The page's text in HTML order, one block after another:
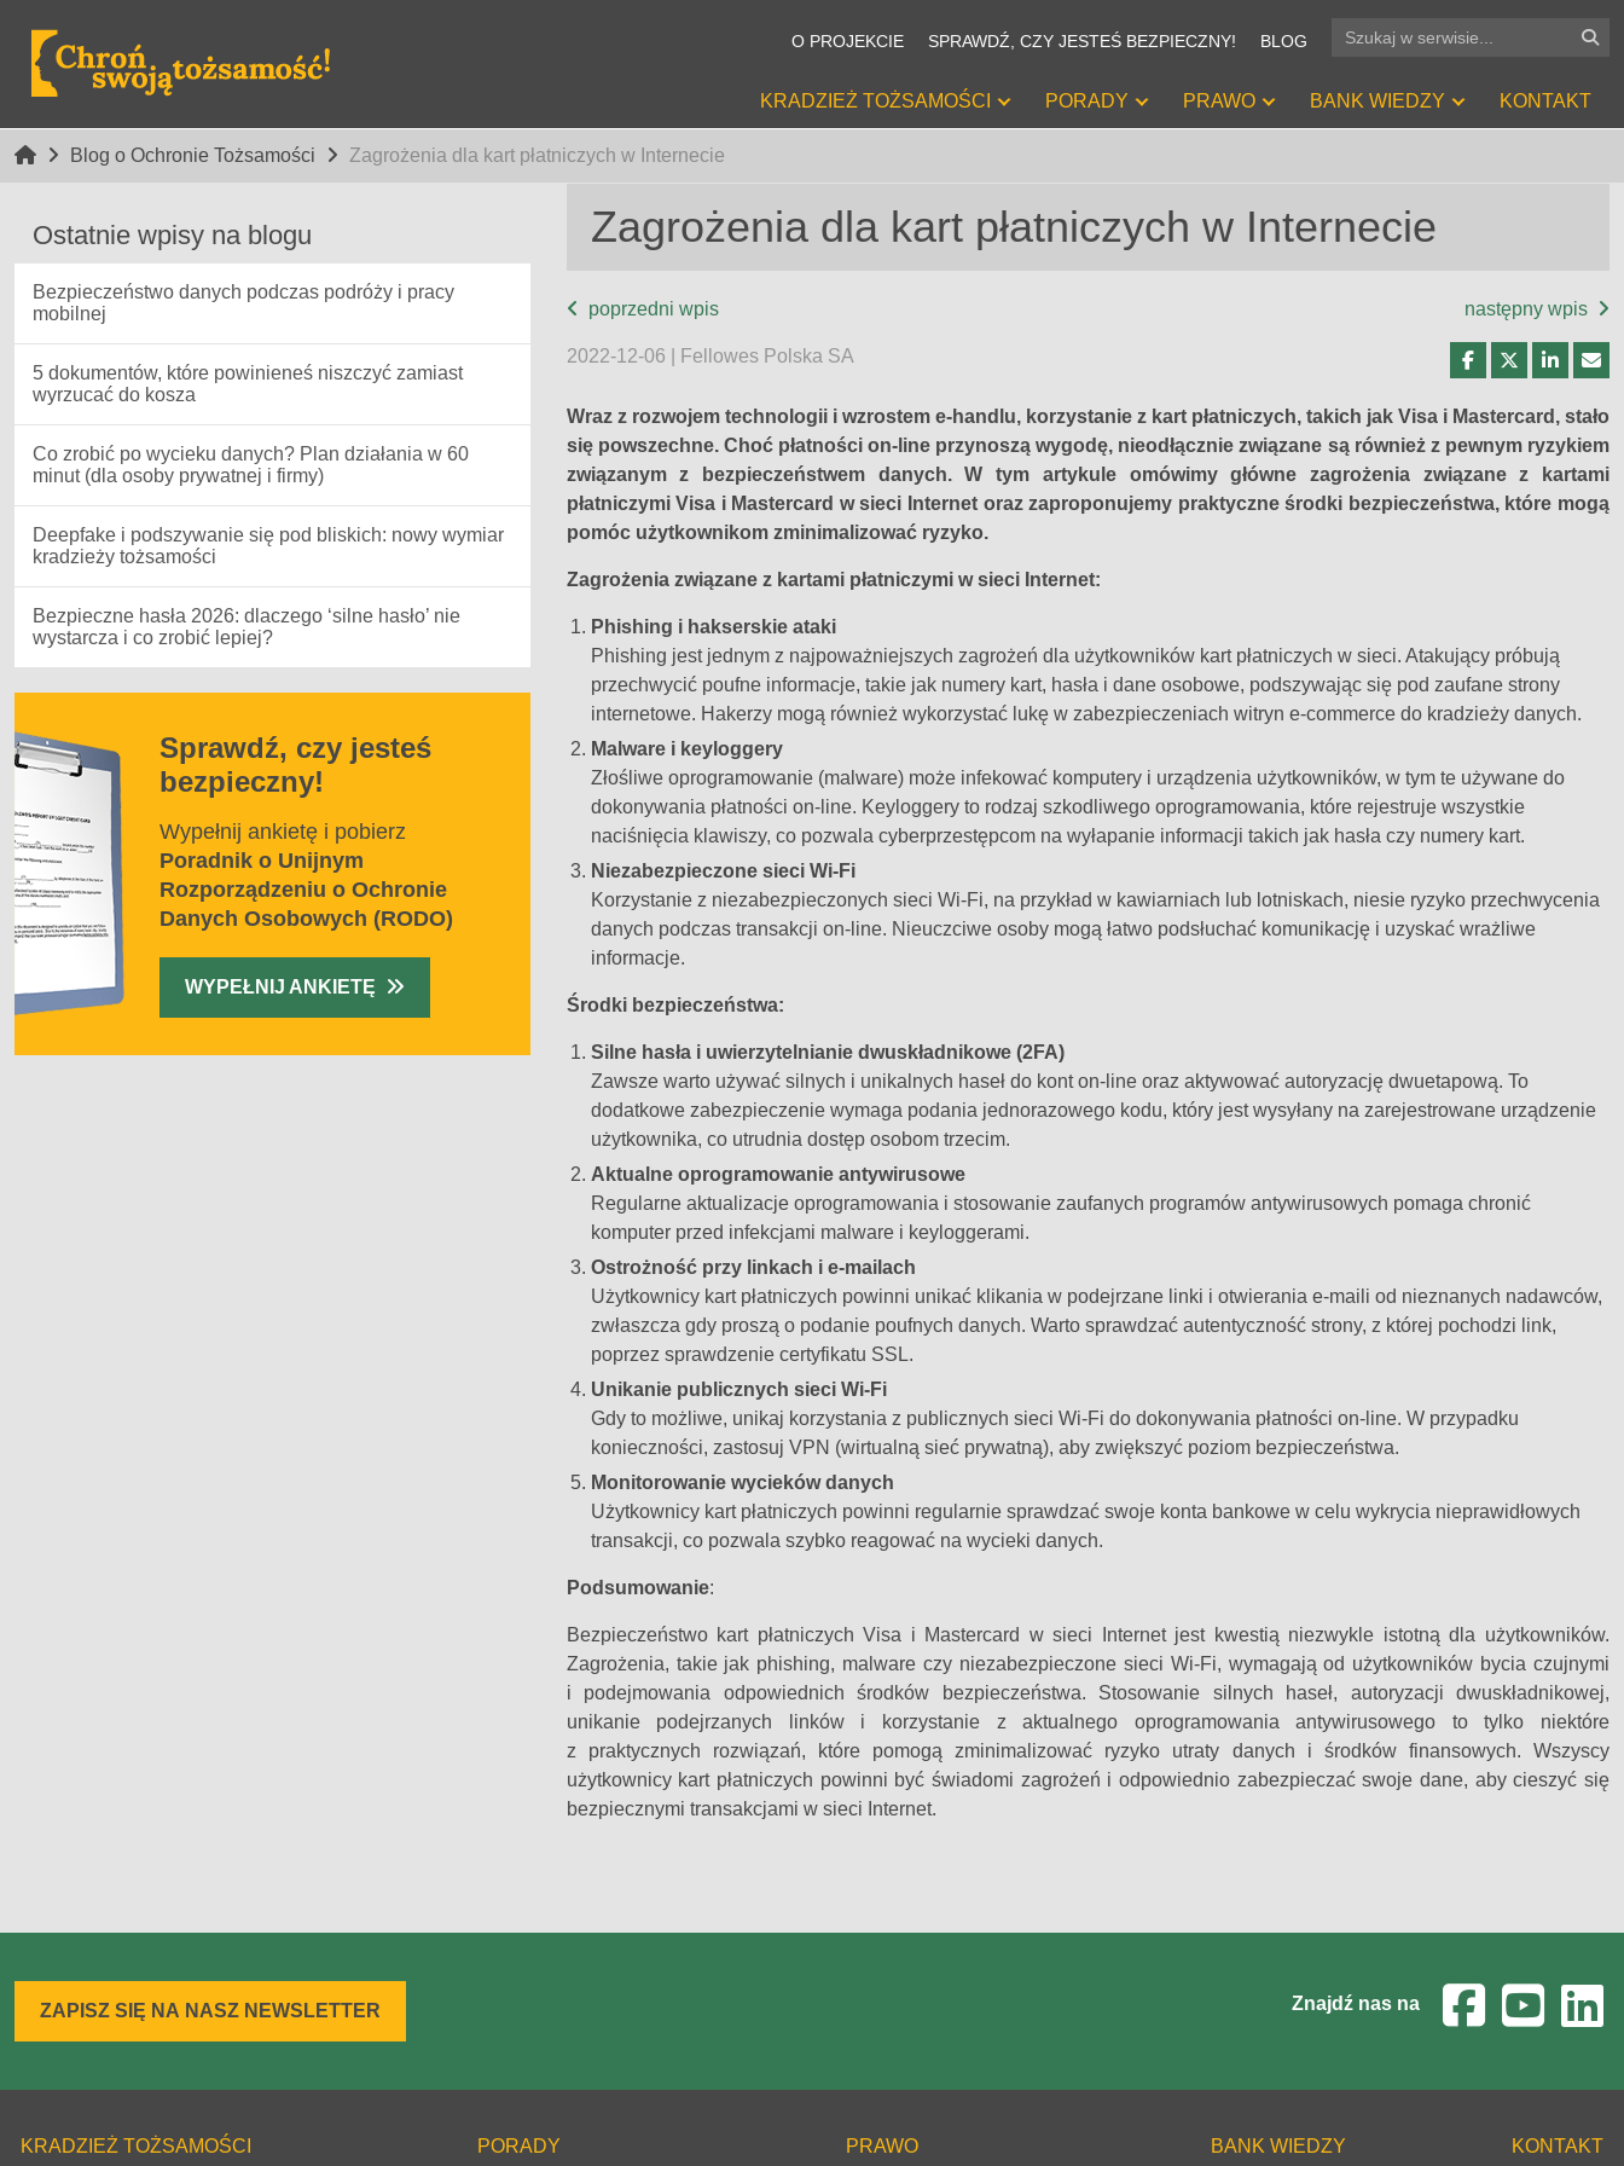
O PROJEKCIE SPRAWDŹ, CZY JESTEŚ BEZPIECZNY! BLOG
+
KRADZIEŻ TOŻSAMOŚCI +
PORADY +
PRAWO +
BANK WIEDZY KONTAKT
Blog o Ochronie Tożsamości Zagrożenia dla kart płatniczych w Internecie
Zagrożenia dla kart płatniczych w Internecie
poprzedni wpis następny wpis
2022-12-06 | Fellowes Polska SA
Wraz z rozwojem technologii i wzrostem e-handlu, korzystanie z kart płatniczych, takich jak Visa i Mastercard, stało
się powszechne. Choć płatności on-line przynoszą wygodę, nieodłącznie związane są również z pewnym ryzykiem
związanym z bezpieczeństwem danych. W tym artykule omówimy główne zagrożenia związane z kartami
płatniczymi Visa i Mastercard w sieci Internet oraz zaproponujemy praktyczne środki bezpieczeństwa, które mogą
pomóc użytkownikom zminimalizować ryzyko.
Zagrożenia związane z kartami płatniczymi w sieci Internet:
Phishing i hakserskie ataki
Phishing jest jednym z najpoważniejszych zagrożeń dla użytkowników kart płatniczych w sieci. Atakujący próbują
przechwycić poufne informacje, takie jak numery kart, hasła i dane osobowe, podszywając się pod zaufane strony
internetowe. Hakerzy mogą również wykorzystać lukę w zabezpieczeniach witryn e-commerce do kradzieży danych.
Malware i keyloggery
Złośliwe oprogramowanie (malware) może infekować komputery i urządzenia użytkowników, w tym te używane do
dokonywania płatności on-line. Keyloggery to rodzaj szkodliwego oprogramowania, które rejestruje wszystkie
naciśnięcia klawiszy, co pozwala cyberprzestępcom na wyłapanie informacji takich jak hasła czy numery kart.
Niezabezpieczone sieci Wi-Fi
Korzystanie z niezabezpieczonych sieci Wi-Fi, na przykład w kawiarniach lub lotniskach, niesie ryzyko przechwycenia
danych podczas transakcji on-line. Nieuczciwe osoby mogą łatwo podsłuchać komunikację i uzyskać wrażliwe
informacje.
Środki bezpieczeństwa:
Silne hasła i uwierzytelnianie dwuskładnikowe (2FA)
Zawsze warto używać silnych i unikalnych haseł do kont on-line oraz aktywować autoryzację dwuetapową. To
dodatkowe zabezpieczenie wymaga podania jednorazowego kodu, który jest wysyłany na zarejestrowane urządzenie
użytkownika, co utrudnia dostęp osobom trzecim.
Aktualne oprogramowanie antywirusowe
Regularne aktualizacje oprogramowania i stosowanie zaufanych programów antywirusowych pomaga chronić
komputer przed infekcjami malware i keyloggerami.
Ostrożność przy linkach i e-mailach
Użytkownicy kart płatniczych powinni unikać klikania w podejrzane linki i otwierania e-maili od nieznanych nadawców,
zwłaszcza gdy proszą o podanie poufnych danych. Warto sprawdzać autentyczność strony, z której pochodzi link,
poprzez sprawdzenie certyfikatu SSL.
Unikanie publicznych sieci Wi-Fi
Gdy to możliwe, unikaj korzystania z publicznych sieci Wi-Fi do dokonywania płatności on-line. W przypadku
konieczności, zastosuj VPN (wirtualną sieć prywatną), aby zwiększyć poziom bezpieczeństwa.
Monitorowanie wycieków danych
Użytkownicy kart płatniczych powinni regularnie sprawdzać swoje konta bankowe w celu wykrycia nieprawidłowych
transakcji, co pozwala szybko reagować na wycieki danych.
Podsumowanie:
Bezpieczeństwo kart płatniczych Visa i Mastercard w sieci Internet jest kwestią niezwykle istotną dla użytkowników.
Zagrożenia, takie jak phishing, malware czy niezabezpieczone sieci Wi-Fi, wymagają od użytkowników bycia czujnymi
i podejmowania odpowiednich środków bezpieczeństwa. Stosowanie silnych haseł, autoryzacji dwuskładnikowej,
unikanie podejrzanych linków i korzystanie z aktualnego oprogramowania antywirusowego to tylko niektóre
z praktycznych rozwiązań, które pomogą zminimalizować ryzyko utraty danych i środków finansowych. Wszyscy
użytkownicy kart płatniczych powinni być świadomi zagrożeń i odpowiednio zabezpieczać swoje dane, aby cieszyć się
bezpiecznymi transakcjami w sieci Internet.
Ostatnie wpisy na blogu
Bezpieczeństwo danych podczas podróży i pracy
mobilnej
5 dokumentów, które powinieneś niszczyć zamiast
wyrzucać do kosza
Co zrobić po wycieku danych? Plan działania w 60
minut (dla osoby prywatnej i firmy)
Deepfake i podszywanie się pod bliskich: nowy wymiar
kradzieży tożsamości
Bezpieczne hasła 2026: dlaczego ‘silne hasło’ nie
wystarcza i co zrobić lepiej?
Sprawdź, czy jesteś
bezpieczny!
Wypełnij ankietę i pobierz
Poradnik o Unijnym
Rozporządzeniu o Ochronie
Danych Osobowych (RODO)
WYPEŁNIJ ANKIETĘ
ZAPISZ SIĘ NA NASZ NEWSLETTER Znajdź nas na
KRADZIEŻ TOŻSAMOŚCI PORADY PRAWO BANK WIEDZY KONTAKT